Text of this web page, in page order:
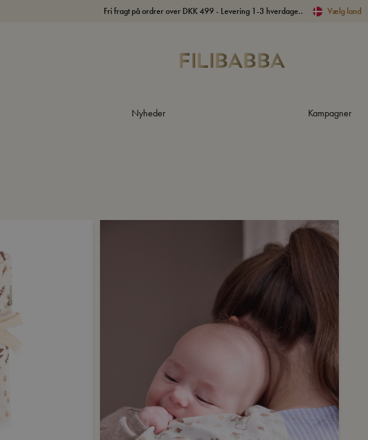
Fri fragt på ordrer over DKK 499 - Levering 1-3 hverdage.. Vælg land
Nyheder Kampagner